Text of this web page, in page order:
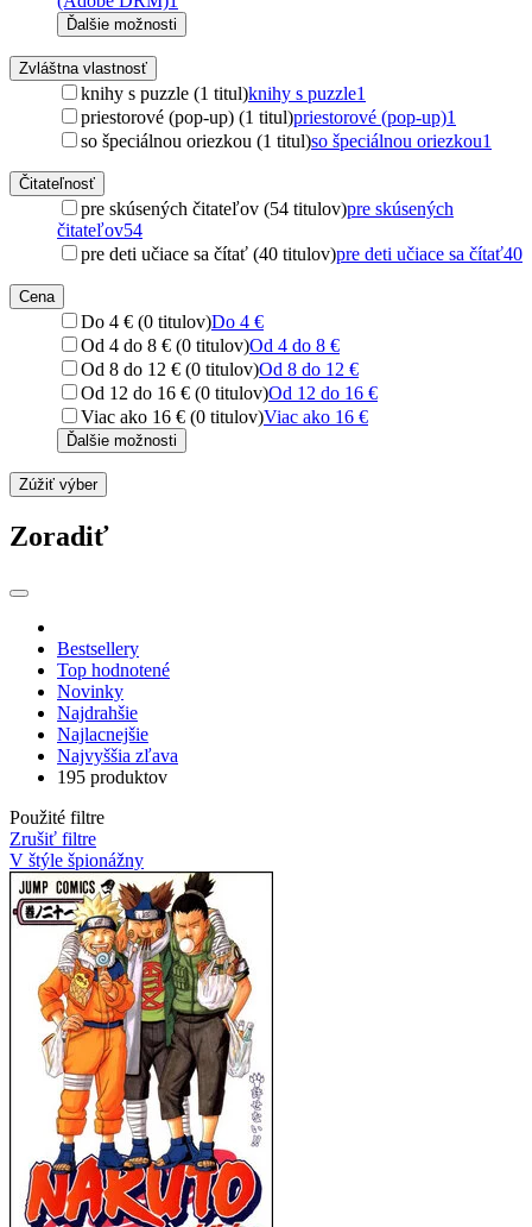
Ďalšie možnosti
Zvláštna vlastnosť
knihy s puzzle (1 titul)knihy s puzzle1
priestorové (pop-up) (1 titul)priestorové (pop-up)1
so špeciálnou oriezkou (1 titul)so špeciálnou oriezkou1
Čitateľnosť
pre skúsených čitateľov (54 titulov)pre skúsených
čitateľov54
pre deti učiace sa čítať (40 titulov)pre deti učiace sa čítať40
Cena
Do 4 € (0 titulov)Do 4 €
Od 4 do 8 € (0 titulov)Od 4 do 8 €
Od 8 do 12 € (0 titulov)Od 8 do 12 €
Od 12 do 16 € (0 titulov)Od 12 do 16 €
Viac ako 16 € (0 titulov)Viac ako 16 €
Ďalšie možnosti
Zúžiť výber
Zoradiť
Bestsellery
Top hodnotené
Novinky
Najdrahšie
Najlacnejšie
Najvyššia zľava
195 produktov
Použité filtre
Zrušiť filtre
V štýle špionážny